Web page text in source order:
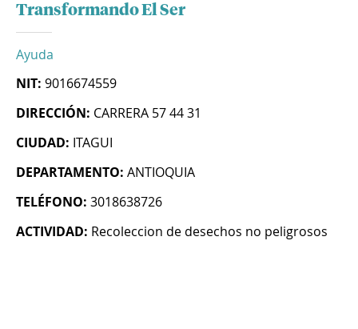
Transformando El Ser
Ayuda
NIT: 9016674559
DIRECCIÓN: CARRERA 57 44 31
CIUDAD: ITAGUI
DEPARTAMENTO: ANTIOQUIA
TELÉFONO: 3018638726
ACTIVIDAD: Recoleccion de desechos no peligrosos